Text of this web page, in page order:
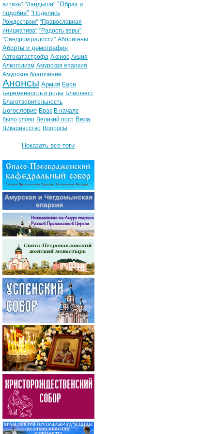
витязь" "Ландыши" "Образ и
подобие" "Поделись
Рождеством" "Православная
инициатива" "Радость веры"
"Синдром радости" Аборигены
Аборты и демография
Автокатастрофа Аксиос Акция
Алкоголизм Амурская епархия
Амурское благочиние
Анонсы Армия Бари
Беременность и роды Благовест
Благотворительность
Богословие Брак В начале
было слово Великий пост Вера
Викариатство Вопросы
Показать все теги